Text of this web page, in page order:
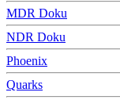
MDR Doku
NDR Doku
Phoenix
Quarks